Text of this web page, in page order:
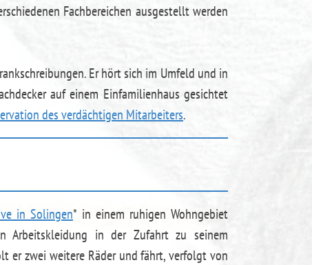
Fachbereichen ausgestellt werden
Er hört sich im Umfeld und in
auf einem Einfamilienhaus gesichtet
des verdächtigen Mitarbeiters.
in Solingen* in einem ruhigen Wohngebiet
Arbeitskleidung in der Zufahrt zu seinem
er zwei weitere Räder und fährt, verfolgt von